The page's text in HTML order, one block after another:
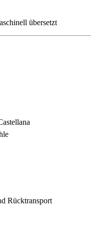
übersetzt
Rücktransport